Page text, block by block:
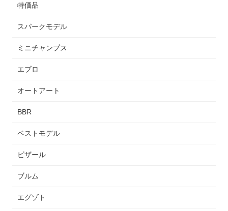
特価品
スパークモデル
ミニチャンプス
エブロ
オートアート
BBR
ベストモデル
ビザール
ブルム
エグゾト